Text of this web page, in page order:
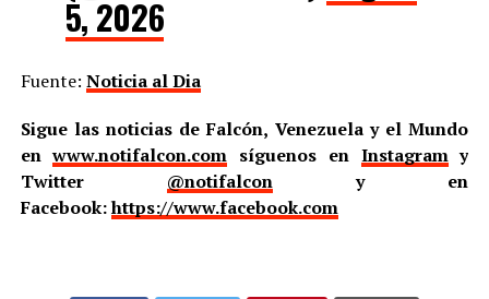
5, 2026
Fuente: Noticia al Dia
Sigue las noticias de Falcón, Venezuela y el Mundo
enwww.notifalcon.com síguenos en Instagramy
Twitter @notifalcony en
Facebook:https://www.facebook.com